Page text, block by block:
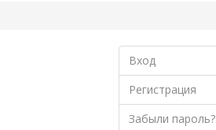
Вход
Регистрация
Забыли пароль?